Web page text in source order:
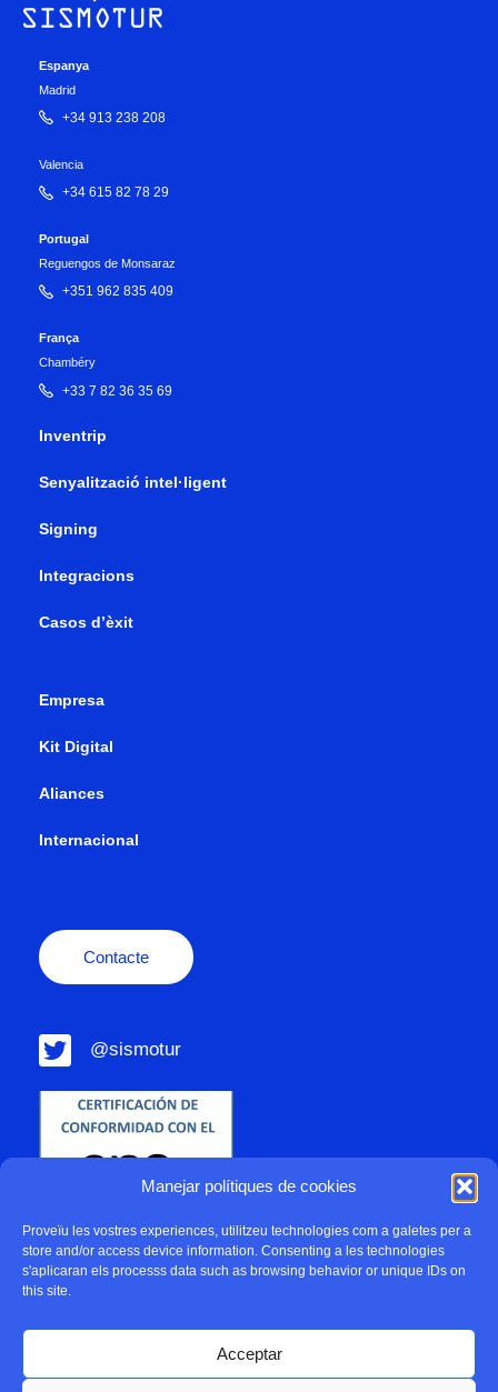
Manejar polítiques de cookies
Proveïu les vostres experiences, utilitzeu technologies com a galetes per a
store and/or access device information. Consenting a les technologies
s'aplicaran els processs data such as browsing behavior or unique IDs on
this site.
Acceptar
Espanya
Madrid
+34 913 238 208
Valencia
+34 615 82 78 29
Portugal
Reguengos de Monsaraz
+351 962 835 409
França
Chambéry
+33 7 82 36 35 69
Inventrip
Senyalització intel·ligent
Signing
Integracions
Casos d’èxit
Empresa
Kit Digital
Aliances
Internacional
Contacte
@sismotur